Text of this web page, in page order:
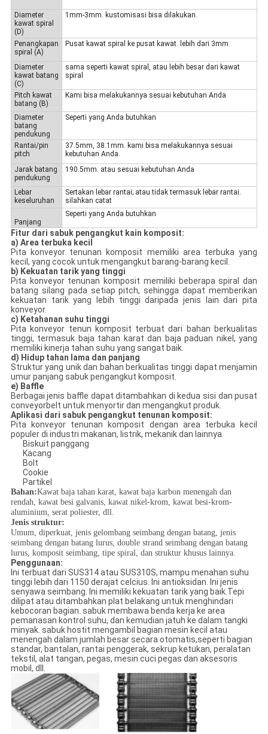
Diameter
kawat spiral
(D)
1mm-3mm. kustomisasi bisa dilakukan.
Penangkapan
spiral (A)
Pusat kawat spiral ke pusat kawat. lebih dari 3mm
Diameter
kawat batang
(C)
sama seperti kawat spiral, atau lebih besar dari kawat
spiral
Pitch kawat
batang (B)
Kami bisa melakukannya sesuai kebutuhan Anda
Diameter
batang
pendukung
Seperti yang Anda butuhkan
Rantai/pin
pitch
37.5mm, 38.1mm. kami bisa melakukannya sesuai
kebutuhan Anda.
Jarak batang
pendukung
190.5mm. atau sesuai kebutuhan Anda
Lebar
keseluruhan
Sertakan lebar rantai; atau tidak termasuk lebar rantai.
silahkan catat
Panjang
Seperti yang Anda butuhkan
Fitur dari sabuk pengangkut kain komposit:
a) Area terbuka kecil
Pita konveyor tenunan komposit memiliki area terbuka yang
kecil, yang cocok untuk mengangkut barang-barang kecil.
b) Kekuatan tarik yang tinggi
Pita konveyor tenunan komposit memiliki beberapa spiral dan
batang silang pada setiap pitch, sehingga dapat memberikan
kekuatan tarik yang lebih tinggi daripada jenis lain dari pita
konveyor.
c) Ketahanan suhu tinggi
Pita konveyor tenun komposit terbuat dari bahan berkualitas
tinggi, termasuk baja tahan karat dan baja paduan nikel, yang
memiliki kinerja tahan suhu yang sangat baik.
d) Hidup tahan lama dan panjang
Struktur yang unik dan bahan berkualitas tinggi dapat menjamin
umur panjang sabuk pengangkut komposit.
e) Baffle
Berbagai jenis baffle dapat ditambahkan di kedua sisi dan pusat
conveyorbelt untuk menyortir dan mengangkut produk.
Aplikasi dari sabuk pengangkut tenunan komposit:
Pita konveyor tenunan komposit dengan area terbuka kecil
populer di industri makanan, listrik, mekanik dan lainnya.
Biskuit panggang
Kacang
Bolt
Cookie
Partikel
Bahan:Kawat baja tahan karat, kawat baja karbon menengah dan
rendah, kawat besi galvanis, kawat nikel-krom, kawat besi-krom-
aluminium, serat poliester, dll.
Jenis struktur:
Umum, diperkuat, jenis gelombang seimbang dengan batang, jenis
seimbang dengan batang lurus, double strand seimbang dengan batang
lurus, komposit seimbang, tipe spiral, dan struktur khusus lainnya.
Penggunaan:
Ini terbuat dari SUS314 atau SUS310S, mampu menahan suhu
tinggi lebih dari 1150 derajat celcius. Ini antioksidan. Ini jenis
senyawa seimbang. Ini memiliki kekuatan tarik yang baik.Tepi
dilipat atau ditambahkan plat belakang untuk menghindari
kebocoran bagian. sabuk membawa benda kerja ke area
pemanasan kontrol suhu, dan kemudian jatuh ke dalam tangki
minyak. sabuk hostit mengambil bagian mesin kecil atau
menengah dalam jumlah besar secara otomatis,seperti bagian
standar, bantalan, rantai penggerak, sekrup ketukan, peralatan
tekstil, alat tangan, pegas, mesin cuci pegas dan aksesoris
mobil, dll.